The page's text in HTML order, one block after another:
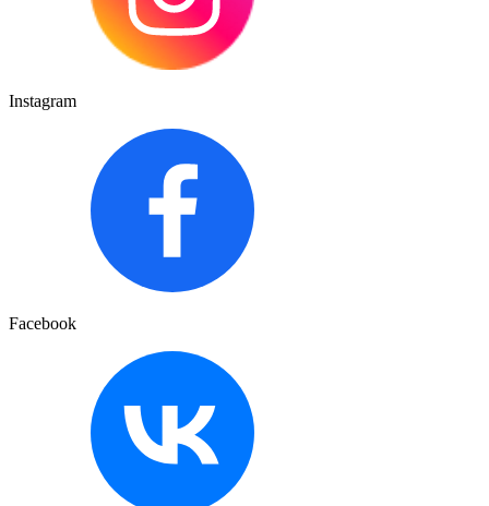
Instagram
Facebook